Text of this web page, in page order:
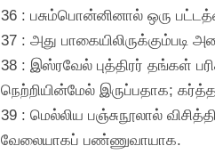
36 : பசும்பொன்னினால் ஒரு
37 : அது பாகையிலிருக்கும்படி
38 : இஸ்ரவேல் புத்திரர் தங்கள்
நெற்றியின்மேல் இருப்பதாக;
39 : மெல்லிய பஞ்சுநூலால்
வேலையாகப் பண்ணுவாயாக.